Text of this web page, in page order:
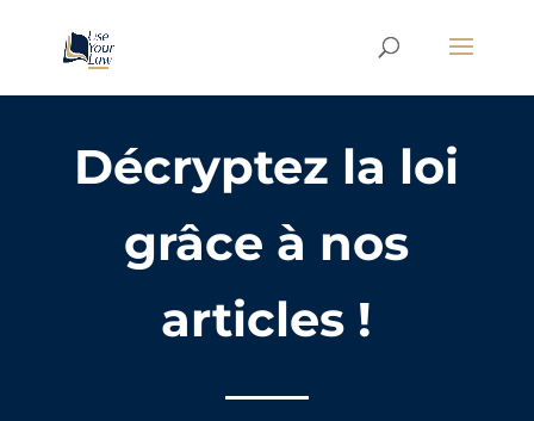
Décryptez la loi
grâce à nos
articles !